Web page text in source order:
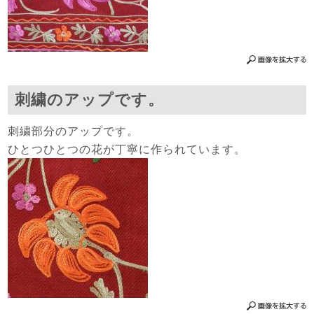
刺繍のアップです。
刺繍部分のアップです。
ひとつひとつの花が丁寧に作られています。